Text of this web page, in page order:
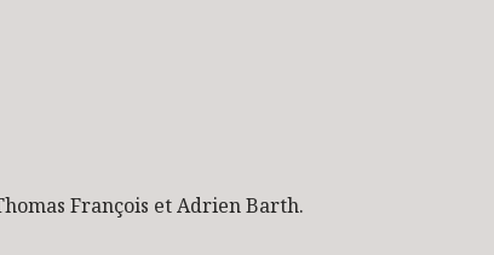
François et Adrien Barth.